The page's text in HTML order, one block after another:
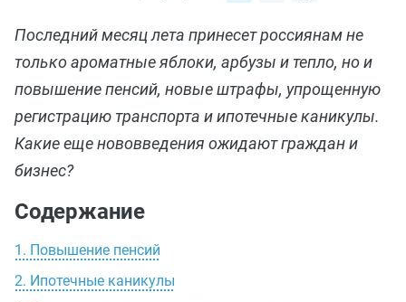
Последний месяц лета принесет россиянам не
только ароматные яблоки, арбузы и тепло, но и
повышение пенсий, новые штрафы, упрощенную
регистрацию транспорта и ипотечные каникулы.
Какие еще нововведения ожидают граждан и
бизнес?
Содержание
1. Повышение пенсий
2. Ипотечные каникулы